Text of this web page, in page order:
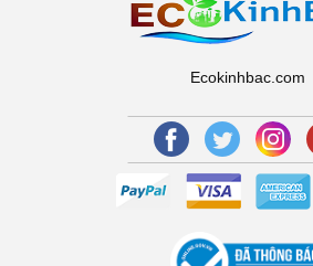
Ecokinhbac.com